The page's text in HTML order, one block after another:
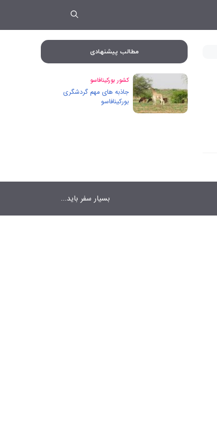
مطالب پیشنهادی
کشور بورکینافاسو
جاذبه های مهم گردشگری
بورکینافاسو
بسیار سفر باید...